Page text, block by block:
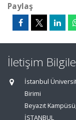
Paylaş
İletişim
İstanbul
Birimi
Beyazıt
İSTANBUL